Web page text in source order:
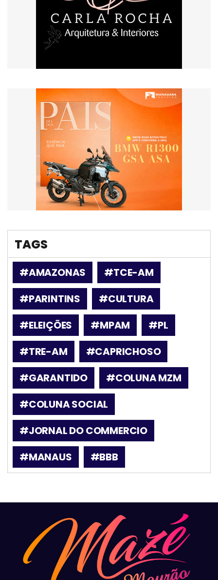
TAGS
#AMAZONAS
#TCE-AM
#PARINTINS
#CULTURA
#ELEIÇÕES
#MPAM
#PL
#TRE-AM
#CAPRICHOSO
#GARANTIDO
#COLUNA MZM
#COLUNA SOCIAL
#JORNAL DO COMMERCIO
#MANAUS
#BBB